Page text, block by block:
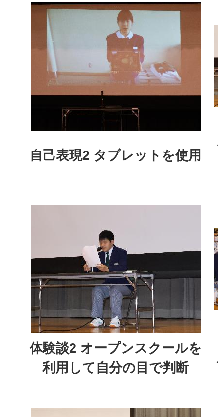
自己表現2 タブレットを使用
体験談2 オープンスクールを
利用して自分の目で判断